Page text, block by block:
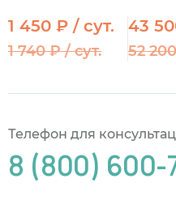
1 450 ₽ / сут.
1 740 ₽ / сут.
43
52
Телефон для
8 (800) 600-